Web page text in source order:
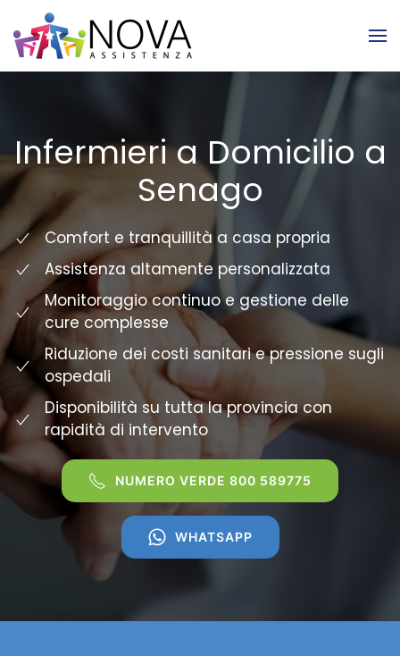
Skip to main content
Infermieri a Domicilio a
Senago
Comfort e tranquillità a casa propria
Assistenza altamente personalizzata
Monitoraggio continuo e gestione delle
cure complesse
Riduzione dei costi sanitari e pressione sugli
ospedali
Disponibilità su tutta la provincia con
rapidità di intervento
NUMERO VERDE 800 589775
WHATSAPP